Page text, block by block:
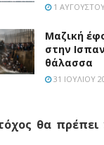
1
Μαζική
στην
θάλασσα
31 ΙΟΥΛΊΟΥ
θα πρέπει